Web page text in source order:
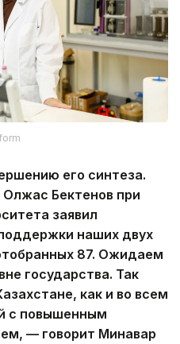
его синтеза.
Бектенов при
заявил
наших двух
87. Ожидаем
государства. Так
как и во всем
с повышенным
— говорит Минавар